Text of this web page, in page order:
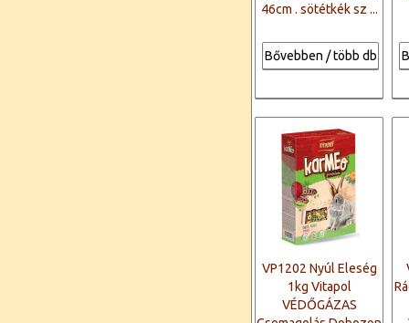
46cm . sötétkék sz ...
Bővebben / több db
VP1202 Nyúl Eleség
1kg Vitapol
VÉDŐGÁZAS